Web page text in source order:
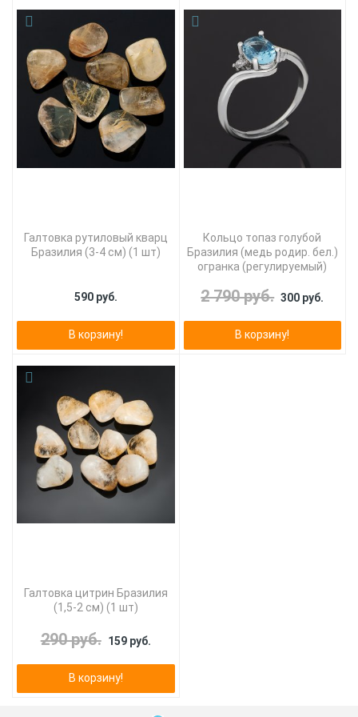
Галтовка рутиловый кварц
Бразилия (3-4 см) (1 шт)
590 руб.
В корзину!
Кольцо топаз голубой
Бразилия (медь родир. бел.)
огранка (регулируемый)
2 790 руб. 300 руб.
В корзину!
Галтовка цитрин Бразилия
(1,5-2 см) (1 шт)
290 руб. 159 руб.
В корзину!